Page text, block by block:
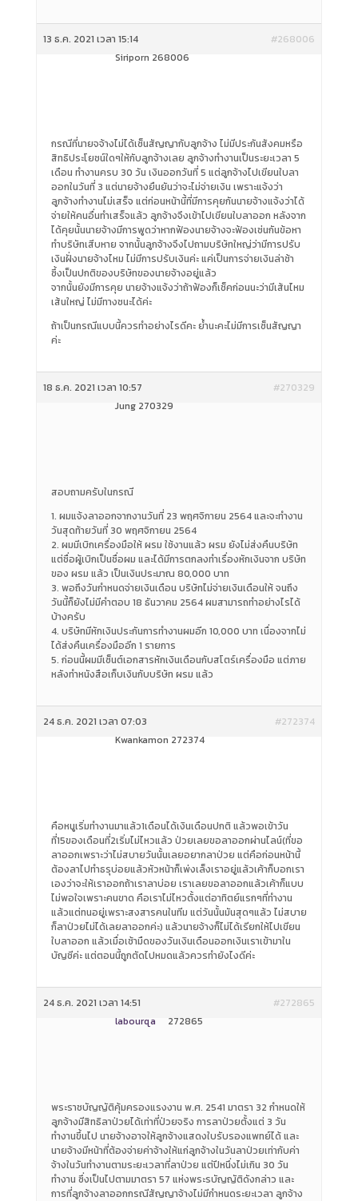
13 ธ.ค. 2021 เวลา 15:14
#268006
Siriporn 268006
กรณีที่นายจจ้างไม่ได้เซ็นสัญญากับลูกจ้าง ไม่มีประกันสังคมหรือ
สิทธิประโยชน์ใดๆให้กับลูกจ้างเลย ลูกจ้างทำงานเป็นระยะเวลา 5
เดือน ทำงานครบ 30 วัน เงินออกวันที่ 5 แต่ลูกจ้างไปเขียนใบลา
ออกในวันที่ 3 แต่นายจ้างยืนยันว่าจะไม่จ่ายเงิน เพราะแจ้งว่า
ลูกจ้างทำงานไม่เสร็จ แต่ก่อนหน้านี้ที่มีการคุยกันนายจ้างแจ้งว่าได้
จ่ายให้คนอื่นทำเสร็จแล้ว ลูกจ้างจึงเข้าไปเขียนใบลาออก หลังจาก
ได้คุยนั้นนายจ้างมีการพูดว่าหากฟ้องนายจ้างจะฟ้องเช่นกันข้อหา
ทำบริษัทเสีบหาย จากนั้นลูกจ้างจึงไปถามบริษัทใหญ่ว่ามีการปรับ
เงินฝั่งนายจ้างไหม ไม่มีการปรับเงินค่ะ แค่เป็นการจ่ายเงินล่าช้า
ซึ้งเป็นปกติของบริษัทของนายจ้างอยู่แล้ว
จากนั้นยังมีการคุย นายจ้างแจ้งว่าถ้าฟ้องก็เช็คก่อนนะว่ามีเส้นไหม
เส้นใหญ่ ไม่มีทางชนะได้ค่ะ
ถ้าเป็นกรณีแบบนี้ควรทำอย่างไรดีคะ ย้ำนะคะไม่มีการเซ็นสัญญา
ค่ะ
18 ธ.ค. 2021 เวลา 10:57
#270329
๋Jung 270329
สอบถามครับในกรณี
1. ผมแจ้งลาออกจากงานวันที่ 23 พฤศจิกายน 2564 และจะทำงาน
วันสุดท้ายวันที่ 30 พฤศจิกายน 2564
2. ผมมีเบิกเครื่องมือให้ ผรม ใช้งานแล้ว ผรม ยังไม่ส่งคืนบริษัท
แต่ชื่อผู้เบิกเป็นชื่อผม และได้มีการตกลงทำเรื่องหักเงินจาก บริษัท
ของ ผรม แล้ว เป็นเงินประมาณ 80,000 บาท
3. พอถึงวันกำหนดจ่ายเงินเดือน บริษัทไม่จ่ายเงินเดือนให้ จนถึง
วันนี้ก็ยังไม่มีคำตอบ 18 ธันวาคม 2564 ผมสามารถทำอย่างไรได้
บ้างครับ
4. บริษัทมีหักเงินประกันการทำงานผมอีก 10,000 บาท เนื่องจากไม่
ได้ส่งคืนเครื่องมืออีก 1 รายการ
5. ก่อนนี้ผมมีเซ็นต์เอกสารหักเงินเดือนกับสโตร์เครื่องมือ แต่ภาย
หลังทำหนังสือเก็บเงินกับบริษัท ผรม แล้ว
24 ธ.ค. 2021 เวลา 07:03
#272374
Kwankamon 272374
คือหนูเริ่มทำงานมาแล้ว1เดือนได้เงินเดือนปกติ แล้วพอเข้าวัน
ที่15ของเดือนที่2เริ่มไม่ไหวแล้ว ป่วยเลยขอลาออกผ่านไลน์(ที่ขอ
ลาออกเพราะว่าไม่สบายวันนั้นเลยอยากลาป่วย แต่คือก่อนหน้านี้
ต้องลาไปทำธรุบ่อยแล้วหัวหน้าก็เพ่งเล็งเราอยู่แล้วเค้าก็บอกเรา
เองว่าจะให้เราออกถ้าเราลาบ่อย เราเลยขอลาออกแล้วเค้าก็แบบ
ไม่พอใจเพราะคนขาด คือเราไม่ไหวตั้งแต่อาทิตย์แรกๆที่ทำงาน
แล้วแต่ทนอยู่เพราะสงสารคนในทีม แต่วันนั้นมันสุดๆแล้ว ไม่สบาย
ก็ลาป่วยไม่ได้เลยลาออกค่ะ) แล้วนายจ้างก็ไม่ได้เรียกให้ไปเขียน
ใบลาออก แล้วเมื่อเช้ามืดของวันเงินเดือนออกเงินเราเข้ามาใน
บัญชีค่ะ แต่ตอนนี้ถูกตัดไปหมดแล้วควรทำยังไงดีค่ะ
24 ธ.ค. 2021 เวลา 14:51
#272865
labourqa
272865
พระราชบัญญัติคุ้มครองแรงงาน พ.ศ. 2541 มาตรา 32 กำหนดให้
ลูกจ้างมีสิทธิลาป่วยได้เท่าที่ป่วยจริง การลาป่วยตั้งแต่ 3 วัน
ทำงานขึ้นไป นายจ้างอาจให้ลูกจ้างแสดงใบรับรองแพทย์ได้ และ
นายจ้างมีหน้าที่ต้องจ่ายค่าจ้างให้แก่ลูกจ้างในวันลาป่วยเท่ากับค่า
จ้างในวันทำงานตามระยะเวลาที่ลาป่วย แต่ปีหนึ่งไม่เกิน 30 วัน
ทำงาน ซึ่งเป็นไปตามมาตรา 57 แห่งพระรบัญญัติดังกล่าว และ
การที่ลูกจ้างลาออกกรณีสัญญาจ้างไม่มีกำหนดระยะเวลา ลูกจ้าง